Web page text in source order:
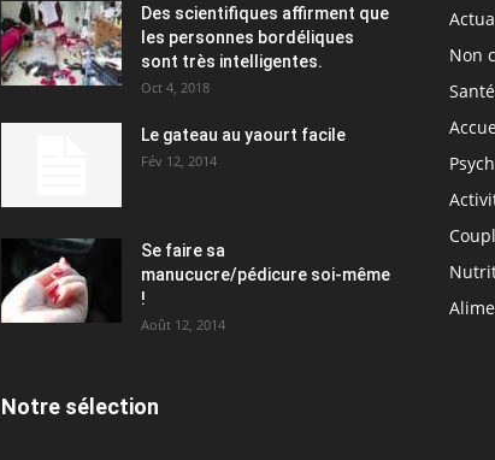
Des scientifiques affirment que
les personnes bordéliques
sont très intelligentes.
Oct 4, 2018
Le gateau au yaourt facile
Fév 12, 2014
Se faire sa
manucucre/pédicure soi-même
!
Août 12, 2014
Notre sélection
Non
Santé